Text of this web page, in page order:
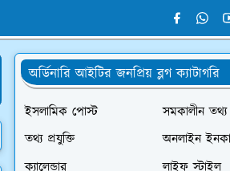
অর্ডিনারি আইটির জনপ্রিয় ব্লগ ক্যাটাগরি
ইসলামিক পোস্ট
সমকালীন তথ্য
তথ্য প্রযুক্তি
অনলাইন